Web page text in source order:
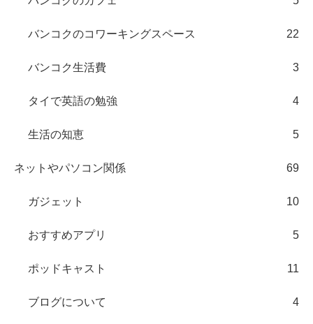
バンコクのコワーキングスペース 22
バンコク生活費 3
タイで英語の勉強 4
生活の知恵 5
ネットやパソコン関係 69
ガジェット 10
おすすめアプリ 5
ポッドキャスト 11
ブログについて 4